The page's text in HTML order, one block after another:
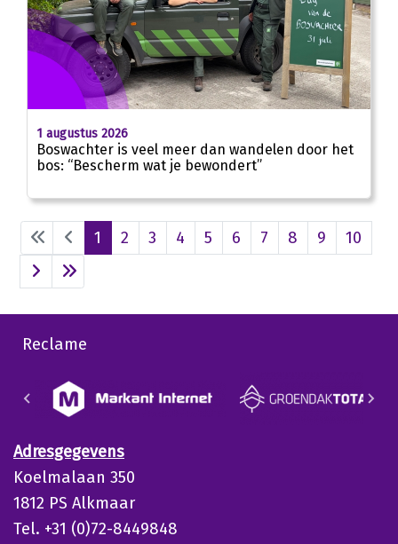
1 augustus 2026
Boswachter is veel meer dan wandelen door het
bos: “Bescherm wat je bewondert”
1 2 3 4 5 6 7 8 9 10
Reclame
Adresgegevens
Koelmalaan 350
1812 PS Alkmaar
Tel. +31 (0)72-8449848